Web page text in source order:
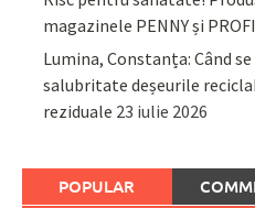
magazinele PENNY și PROFI
Lumina, Constanța: Când
salubritate deșeurile
reziduale 23 iulie 2026
POPULAR